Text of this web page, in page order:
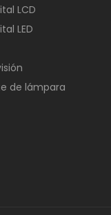
LCD
LED
de lámpara